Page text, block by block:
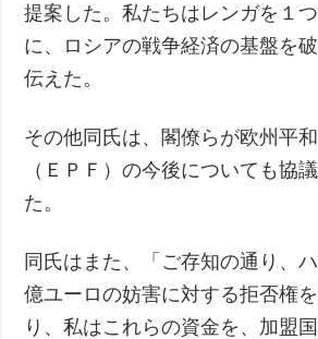
提案した。私たちはレンガを１
に、ロシアの戦争経済の基盤を
伝えた。
その他同氏は、閣僚らが欧州平
（ＥＰＦ）の今後についても協
た。
同氏はまた、「ご存知の通り、
億ユーロの妨害に対する拒否権
り、私はこれらの資金を、加盟